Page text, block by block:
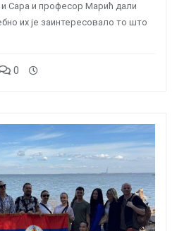
и Сара и професор Марић дали
их је заинтересовало то што
0